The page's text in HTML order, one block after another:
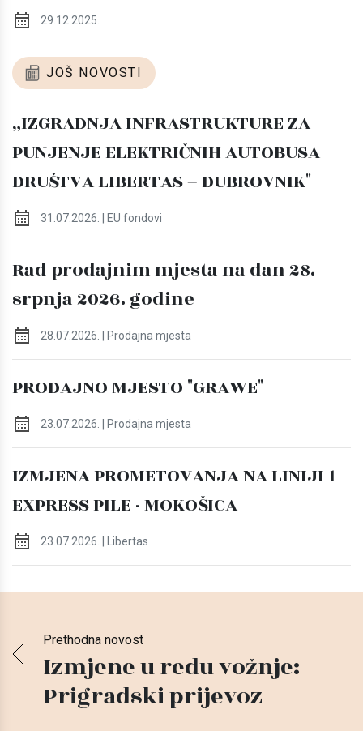
29.12.2025.
JOŠ NOVOSTI
„IZGRADNJA INFRASTRUKTURE ZA
PUNJENJE ELEKTRIČNIH AUTOBUSA
DRUŠTVA LIBERTAS – DUBROVNIK"
31.07.2026. | EU fondovi
Rad prodajnim mjesta na dan 28.
srpnja 2026. godine
28.07.2026. | Prodajna mjesta
PRODAJNO MJESTO "GRAWE"
23.07.2026. | Prodajna mjesta
IZMJENA PROMETOVANJA NA LINIJI 1
EXPRESS PILE - MOKOŠICA
23.07.2026. | Libertas
Prethodna novost
Izmjene u redu vožnje:
Prigradski prijevoz